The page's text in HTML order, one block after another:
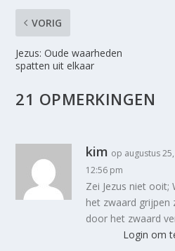
VORIG
Jezus: Oude waarheden
spatten uit elkaar
21 OPMERKINGEN
kim op augustus
12:56 pm
Zei Jezus niet ooit;
het zwaard grijpen
door het zwaard
Login om